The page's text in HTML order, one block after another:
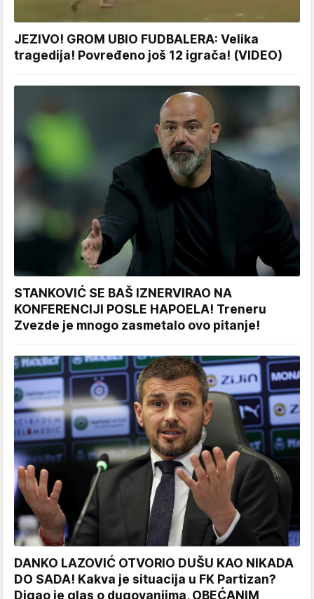
JEZIVO! GROM UBIO FUDBALERA: Velika
tragedija! Povređeno još 12 igrača! (VIDEO)
STANKOVIĆ SE BAŠ IZNERVIRAO NA
KONFERENCIJI POSLE HAPOELA! Treneru
Zvezde je mnogo zasmetalo ovo pitanje!
DANKO LAZOVIĆ OTVORIO DUŠU KAO NIKADA
DO SADA! Kakva je situacija u FK Partizan?
Digao je glas o dugovanjima, OBEĆANIM